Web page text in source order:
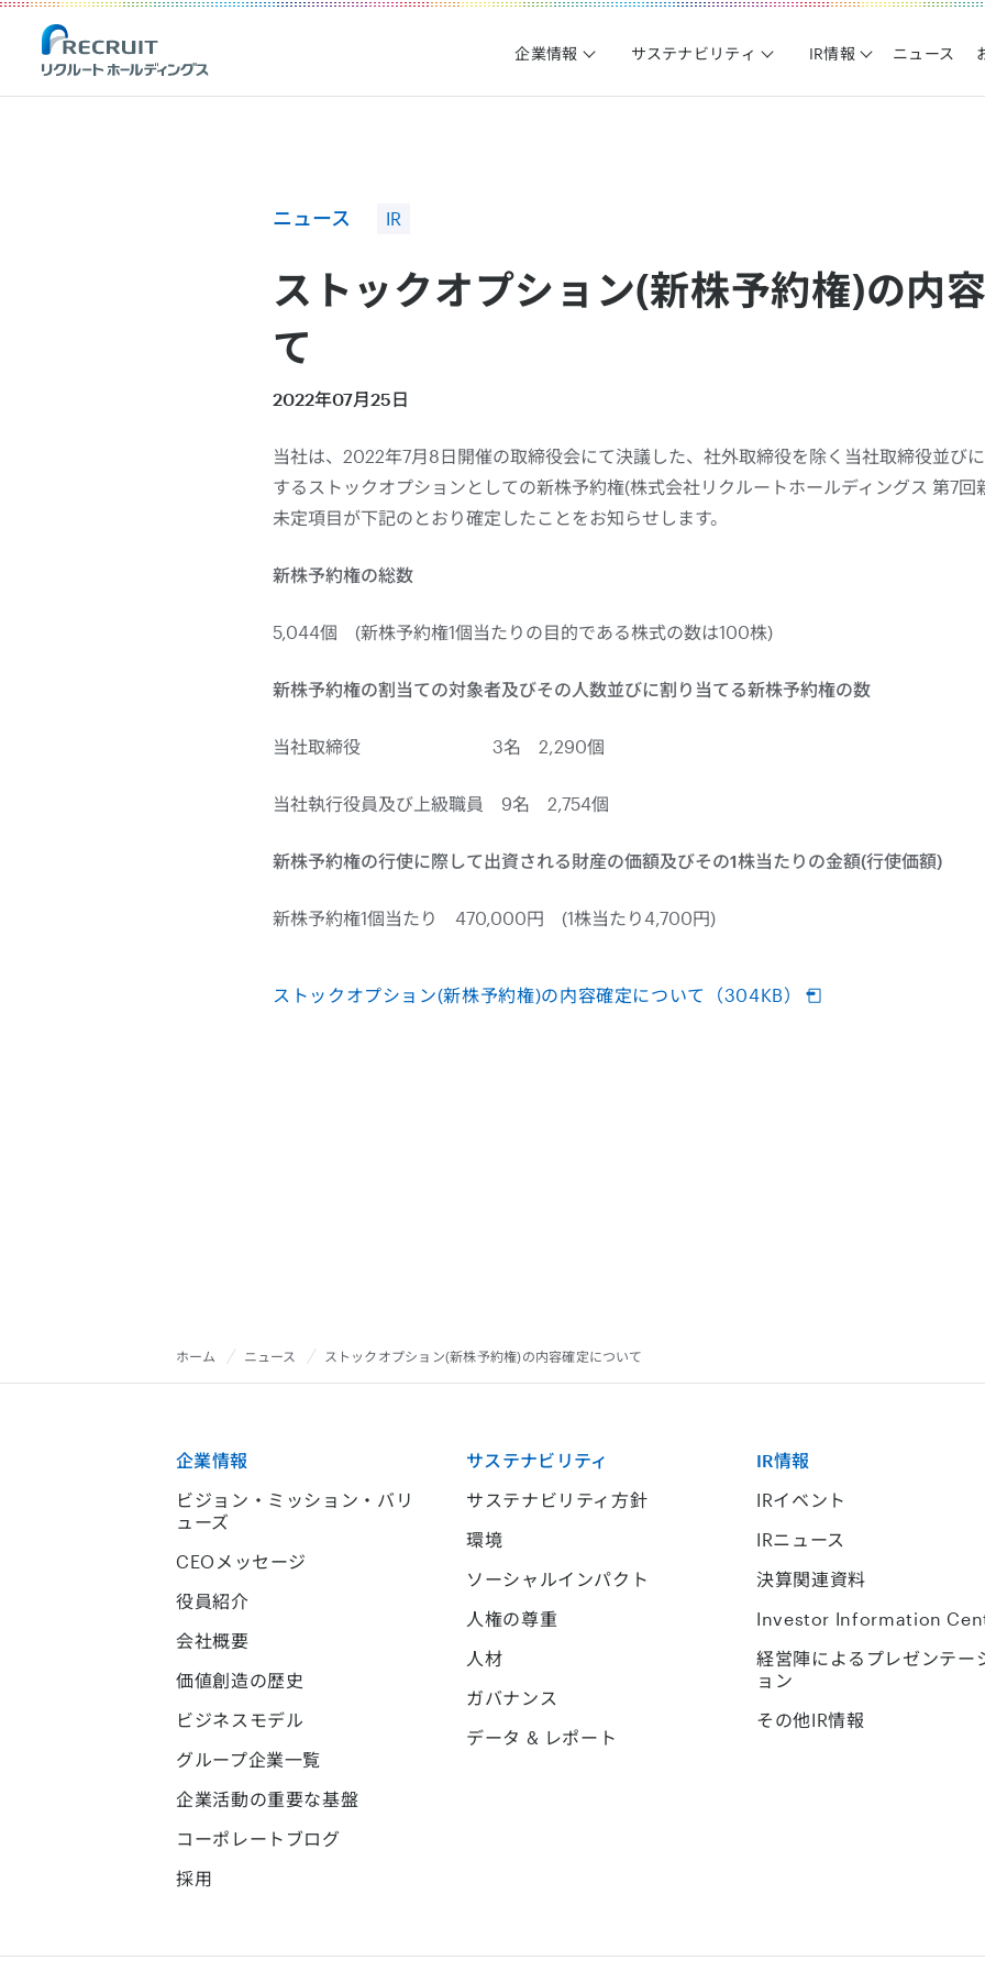
Recruit Holdings
企業情報 サステナビリティ IR情報 ニュース
ニュース IR
ストックオプション(新株予約権)の内
て
2022年07月25日
当社は、2022年7月8日開催の取締役会にて決議した、社外取締役を除く当社取締役並び
するストックオプションとしての新株予約権(株式会社リクルートホールディングス 第7回
未定項目が下記のとおり確定したことをお知らせします。
新株予約権の総数
5,044個 (新株予約権1個当たりの目的である株式の数は100株)
新株予約権の割当ての対象者及びその人数並びに割り当てる新株予約権の数
当社取締役 3名 2,290個
当社執行役員及び上級職員 9名 2,754個
新株予約権の行使に際して出資される財産の価額及びその1株当たりの金額(行使価額)
新株予約権1個当たり 470,000円 (1株当たり4,700円)
ストックオプション(新株予約権)の内容確定について（304KB）
ホーム ニュース ストックオプション(新株予約権)の内容確定について
企業情報
ビジョン・ミッション・バリ
ューズ
CEOメッセージ
役員紹介
会社概要
価値創造の歴史
ビジネスモデル
グループ企業一覧
企業活動の重要な基盤
コーポレートブログ
採用
サステナビリティ
サステナビリティ方針
環境
ソーシャルインパクト
人権の尊重
人材
ガバナンス
データ & レポート
IR情報
IRイベント
IRニュース
決算関連資料
Investor Information
経営陣によるプレゼンテー
ョン
その他IR情報